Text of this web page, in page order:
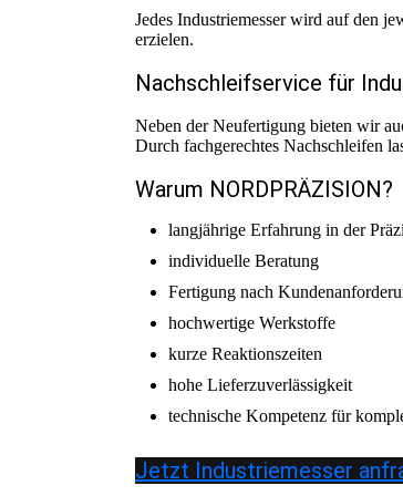
Jedes Industriemesser wird auf den
erzielen.
Nachschleifservice für
Neben der Neufertigung bieten wir
Durch fachgerechtes Nachschleifen
Warum NORDPRÄZISION?
langjährige Erfahrung in der
individuelle Beratung
Fertigung nach
hochwertige Werkstoffe
kurze Reaktionszeiten
hohe Lieferzuverlässigkeit
technische Kompetenz für
Jetzt Industriemesser